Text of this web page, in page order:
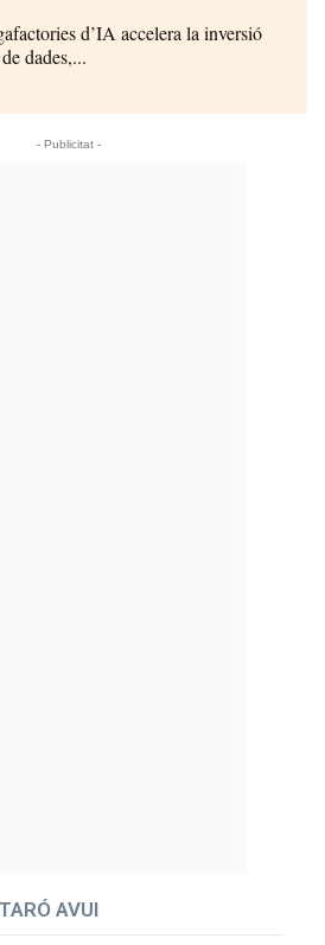
d’IA accelera la inversió
dades,...
- Publicitat -
AVUI